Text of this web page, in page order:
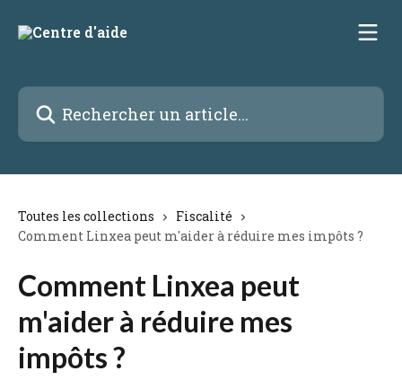
Rechercher un article...
Toutes les collections
Fiscalité
Comment Linxea peut m'aider à réduire mes impôts ?
Comment Linxea peut
m'aider à réduire mes
impôts ?